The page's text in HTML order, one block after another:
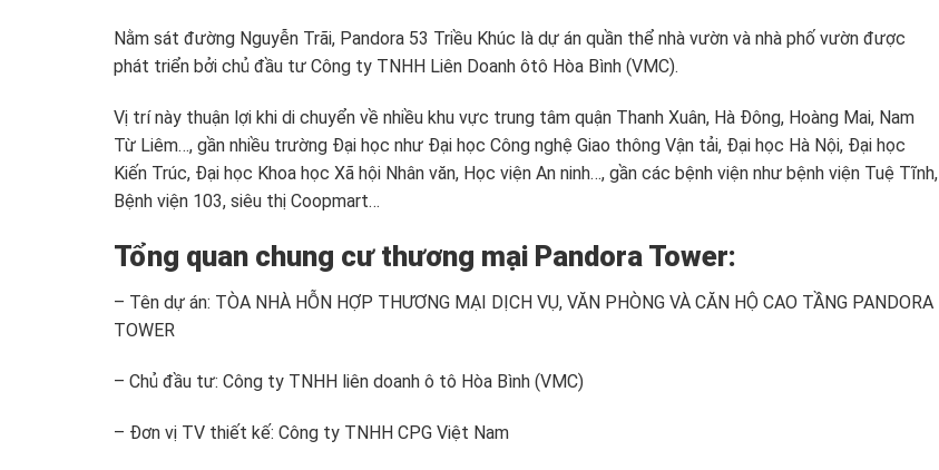
Nằm sát đường Nguyễn Trãi, Pandora 53 Triều Khúc là dự án quần thể nhà vườn và nhà phố vườn được
phát triển bởi chủ đầu tư Công ty TNHH Liên Doanh ôtô Hòa Bình (VMC).
Vị trí này thuận lợi khi di chuyển về nhiều khu vực trung tâm quận Thanh Xuân, Hà Đông, Hoàng Mai, Nam
Từ Liêm…, gần nhiều trường Đại học như Đại học Công nghệ Giao thông Vận tải, Đại học Hà Nội, Đại học
Kiến Trúc, Đại học Khoa học Xã hội Nhân văn, Học viện An ninh…, gần các bệnh viện như bệnh viện Tuệ Tĩnh,
Bệnh viện 103, siêu thị Coopmart…
Tổng quan chung cư thương mại Pandora Tower:
– Tên dự án: TÒA NHÀ HỖN HỢP THƯƠNG MẠI DỊCH VỤ, VĂN PHÒNG VÀ CĂN HỘ CAO TẦNG PANDORA
TOWER
– Chủ đầu tư: Công ty TNHH liên doanh ô tô Hòa Bình (VMC)
– Đơn vị TV thiết kế: Công ty TNHH CPG Việt Nam